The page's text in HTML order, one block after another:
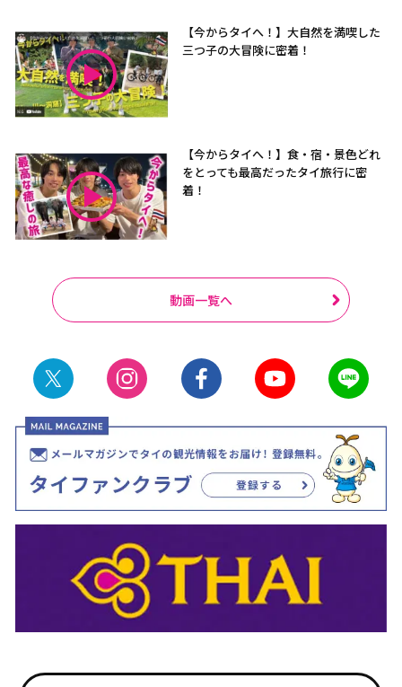
【今からタイへ！】大自然を満喫した
三つ子の大冒険に密着！
【今からタイへ！】食・宿・景色どれ
をとっても最高だったタイ旅行に密
着！
動画一覧へ